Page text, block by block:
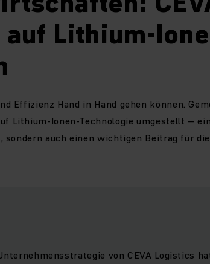
Lithium-
Effizienz Hand in Hand gehen können.
Lithium-Ionen-Technologie umgestellt –
auch einen wichtigen Beitrag für
von CEVA Logistics